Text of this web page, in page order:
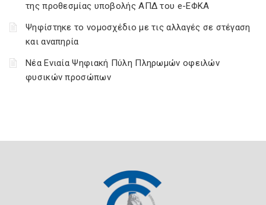
της προθεσμίας υποβολής ΑΠΔ του e-ΕΦΚΑ
Ψηφίστηκε το νομοσχέδιο με τις αλλαγές σε στέγαση
και αναπηρία
Νέα Ενιαία Ψηφιακή Πύλη Πληρωμών οφειλών
φυσικών προσώπων